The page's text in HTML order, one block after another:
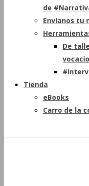
de
Envíanos tu
De
Tienda
eBooks
Carro de la